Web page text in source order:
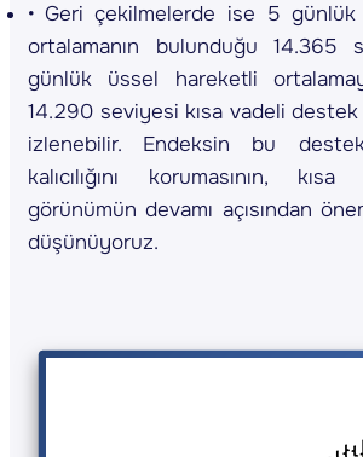
Geri çekilmelerde ise 5
ortalamanın bulunduğu
günlük üssel hareketli
14.290 seviyesi kısa vadeli
izlenebilir. Endeksin bu
kalıcılığını korumasının,
görünümün devamı açısından
düşünüyoruz.